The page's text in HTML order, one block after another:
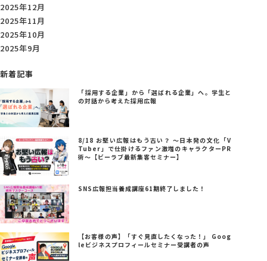
2025年12月
2025年11月
2025年10月
2025年9月
新着記事
「採用する企業」から「選ばれる企業」へ。学生と
の対話から考えた採用広報
8/18 お堅い広報はもう古い？ ～日本発の文化「V
Tuber」で仕掛けるファン激増のキャラクターPR
術～【ビーラブ最新集客セミナー】
SNS広報担当養成講座61期終了しました！
【お客様の声】「すぐ見直したくなった！」 Goog
leビジネスプロフィールセミナー受講者の声